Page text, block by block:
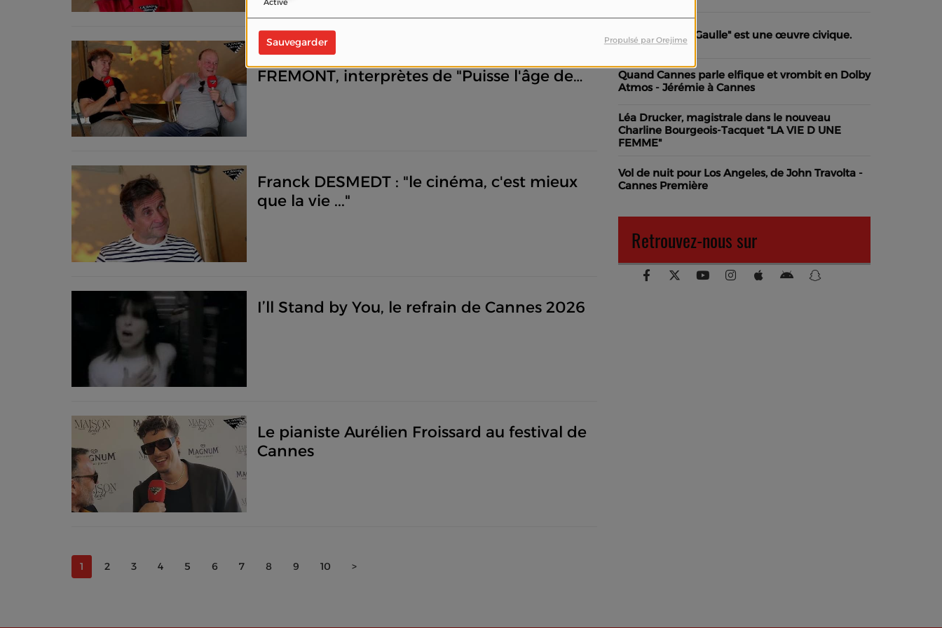
Activé
Sauvegarder Propulsé par Orejime
Stéphane WOJTOWICZ et Thierry
FREMONT, interprètes de "Puisse l'âge de
Franck DESMEDT : "le cinéma, c'est mieux
que la vie ..."
I’ll Stand by You, le refrain de Cannes 2026
Le pianiste Aurélien Froissard au festival de
Cannes
1 2 3 4 5 6 7 8 9 10 >
"La Bataille de Gaulle" est une œuvre civique.
Quand Cannes parle elfique et vrombit en Dolby
Atmos - Jérémie à Cannes
Léa Drucker, magistrale dans le nouveau
Charline Bourgeois-Tacquet "LA VIE D UNE
FEMME"
Vol de nuit pour Los Angeles, de John Travolta -
Cannes Première
Retrouvez-nous sur